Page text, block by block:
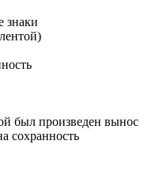
знаки
был произведен вынос
сохранность